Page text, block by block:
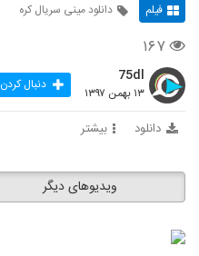
فیلم دانلود مینی سریال کره
۱۶۷
75dl
۱۳ بهمن ۱۳۹۷ دنبال کردن
دانلود بیشتر
ویدیوهای دیگر